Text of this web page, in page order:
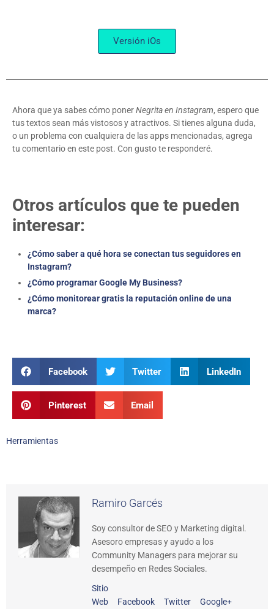
Versión iOs
Ahora que ya sabes cómo ponerNegrita en Instagram, espero que
tus textos sean más vistosos y atractivos. Si tienes alguna duda,
o un problema con cualquiera de las apps mencionadas, agrega
tu comentario en este post. Con gusto te responderé.
Otros artículos que te pueden
interesar:
¿Cómo saber a qué hora se conectan tus seguidores en
Instagram?
¿Cómo programar Google My Business?
¿Cómo monitorear gratis la reputación online de una
marca?
Facebook Twitter LinkedIn
Pinterest Email
Herramientas
Ramiro Garcés
Soy consultor de SEO y Marketing digital.
Asesoro empresas y ayudo a los
Community Managers para mejorar su
desempeño en Redes Sociales.
Sitio
Web
Facebook Twitter Google+